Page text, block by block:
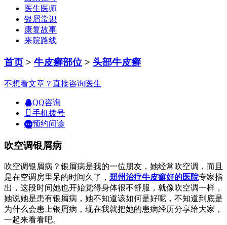
医生医师
银屑常识
康复故事
来院路线
首页 > 牛皮癣部位 > 头部牛皮癣
不想看文章？直接咨询医生
QQ咨询
手机拨号
预约问诊
吹空调银屑病
吹空调银屑病？银屑病是我的一位朋友，她经常吹空调，而且
是在空调房里呆的时间久了， 郑州治疗牛皮癣好的医院专家指
出，这段时间她也开始觉得身体很不舒服，就像吹空调一样，
她说她是患有银屑病，她不知道该如何是好呢，不知道到底是
为什么会患上银屑病，现在我就把她的患病经历分享给大家，
一起来看看吧。